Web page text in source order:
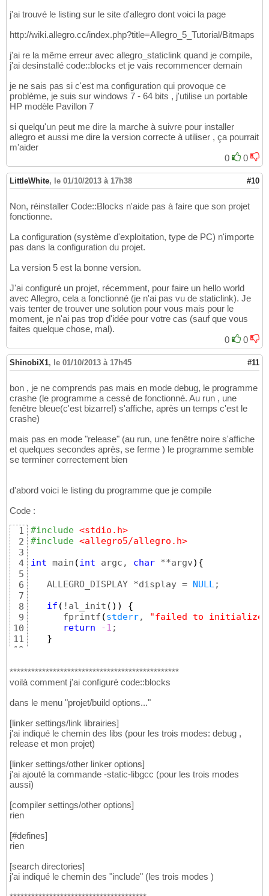
25
27
29
30
32
33
34
Program received signal SIGSEGV ,
#1  0x0040161d in main (argc=1,
At c:\t elechar\Codeblocks\Mes projets\mon
#1  0x0040161d in main (argc=1,
[Inferior 1 (process 6332) exited with code
Debugger finished with status
j'ai trouvé le listing sur le site d'allegro dont voici la page
http://wiki.allegro.cc/index.php?title=Allegro_5_Tutorial/Bitmaps
j'ai re la même erreur avec allegro_staticlink quand je compile,
j'ai desinstallé code::blocks et je vais recommencer demain
je ne sais pas si c'est ma configuration qui provoque ce
problème, je suis sur windows 7 - 64 bits , j'utilise un portable
HP modèle Pavillon 7
si quelqu'un peut me dire la marche à suivre pour installer
allegro et aussi me dire la version correcte à utiliser , ça pourrait
m'aider
0
0
LittleWhite, le 01/10/2013 à 17h38 #10
Non, réinstaller Code::Blocks n'aide pas à faire que son projet
fonctionne.
La configuration (système d'exploitation, type de PC) n'importe
pas dans la configuration du projet.
La version 5 est la bonne version.
J'ai configuré un projet, récemment, pour faire un hello world
avec Allegro, cela a fonctionné (je n'ai pas vu de staticlink). Je
vais tenter de trouver une solution pour vous mais pour le
moment, je n'ai pas trop d'idée pour votre cas (sauf que vous
faites quelque chose, mal).
0
0
ShinobiX1, le 01/10/2013 à 17h45 #11
bon , je ne comprends pas mais en mode debug, le programme
crashe (le programme a cessé de fonctionné. Au run , une
fenêtre bleue(c'est bizarre!) s'affiche, après un temps c'est le
crashe)
mais pas en mode "release" (au run, une fenêtre noire s'affiche
et quelques secondes après, se ferme ) le programme semble
se terminer correctement bien
d'abord voici le listing du programme que je compile
Code :
1
2
3
4
5
6
7
8
9
10
11
12
14
15
17
19
20
21
22
23
24
25
26
27
#include <stdio.h>
#include <allegro5/allegro.h>
int main (int argc, char **argv) {
   ALLEGRO_DISPLAY *display =
NULL;
if ( !al_init ( ) )
{
      fprintf
(stderr,
"failed to initialize
return
-1 ;
}
if(!display) {
      fprintf
(stderr, "failed to create
}
   al_clear_to_color
   al_flip_display
   al_rest
( 10.0 );
   al_destroy_display
return
***********************************************
voilà comment j'ai configuré code::blocks
dans le menu "projet/build options..."
[linker settings/link librairies]
j'ai indiqué le chemin des libs (pour les trois modes: debug ,
release et mon projet)
[linker settings/other linker options]
j'ai ajouté la commande -static-libgcc (pour les trois modes
aussi)
[compiler settings/other options]
rien
[#defines]
rien
[search directories]
j'ai indiqué le chemin des "include" (les trois modes )